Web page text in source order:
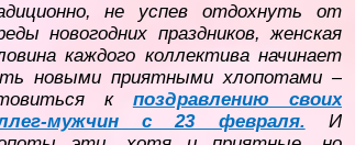
не успев отдохнуть от
новогодних праздников, женская
каждого коллектива начинает
новыми приятными хлопотами –
к поздравлению своих
мужчин с 23 февраля. И